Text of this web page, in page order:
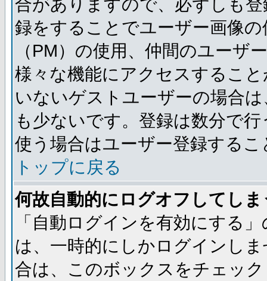
合がありますので、必ずしも
録をすることでユーザー画像
（PM）の使用、仲間のユーザ
様々な機能にアクセスするこ
いないゲストユーザーの場合
も少ないです。登録は数分で
使う場合はユーザー登録する
トップに戻る
何故自動的にログオフしてし
「自動ログインを有効にする
は、一時的にしかログインし
合は、このボックスをチェッ